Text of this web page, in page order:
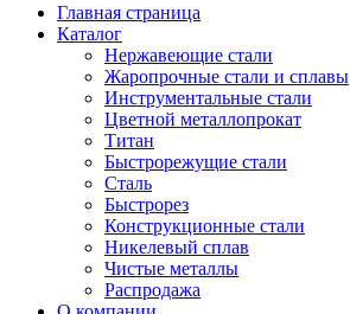
Главная страница
Каталог
Нержавеющие стали
Жаропрочные стали и сплавы
Инструментальные стали
Цветной металлопрокат
Титан
Быстрорежущие стали
Сталь
Быстрорез
Конструкционные стали
Никелевый сплав
Чистые металлы
Распродажа